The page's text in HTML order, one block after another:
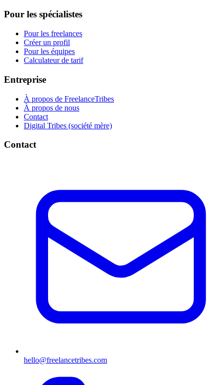
Pour les spécialistes
Pour les freelances
Créer un profil
Pour les équipes
Calculateur de tarif
Entreprise
À propos de FreelanceTribes
À propos de nous
Contact
Digital Tribes (société mère)
Contact
hello@freelancetribes.com